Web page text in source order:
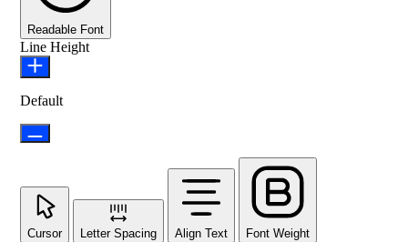
Readable Font
Line Height
Default
Cursor Letter Spacing Align Text Font Weight